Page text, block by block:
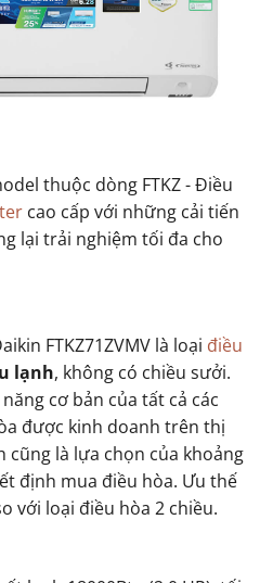
thuộc dòng FTKZ - Điều
cao cấp với những cải tiến
lại trải nghiệm tối đa cho
FTKZ71ZVMV là loại điều
lạnh, không có chiều sưởi.
cơ bản của tất cả các
được kinh doanh trên thị
cũng là lựa chọn của khoảng
định mua điều hòa. Ưu thế
với loại điều hòa 2 chiều.